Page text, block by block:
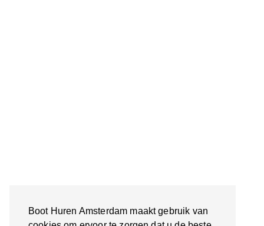
Boot Huren Amsterdam maakt gebruik van